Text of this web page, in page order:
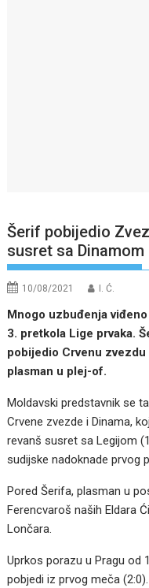
Šerif pobijedio
susret sa Dinamom
10/08/2021 I. Ć.
Mnogo uzbuđenja
3. pretkola Lige prvaka.
pobijedio Crvenu
plasman u plej-of.
Moldavski predstavnik se
Crvene zvezde i Dinama,
revanš susret sa Legijom
sudijske nadoknade prvog
Pored Šerifa, plasman u
Ferencvaroš naših Eldara
Lončara.
Uprkos porazu u Pragu od
pobjedi iz prvog meča